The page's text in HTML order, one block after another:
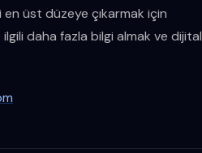
üst düzeye çıkarmak için
daha fazla bilgi almak ve dijital